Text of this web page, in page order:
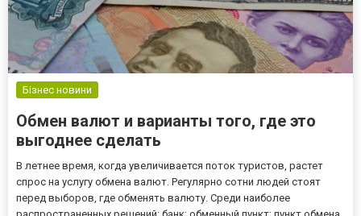
Бізнес новини
Обмен валют и варианты того, где это
выгоднее сделать
В летнее время, когда увеличивается поток туристов, растет
спрос на услугу обмена валют. Регулярно сотни людей стоят
перед выборов, где обменять валюту. Среди наиболее